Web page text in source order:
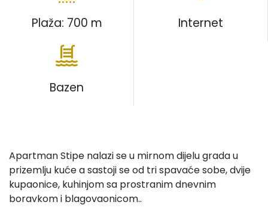
Plaža: 700 m Internet
Bazen
Apartman Stipe nalazi se u mirnom dijelu grada u
prizemlju kuće a sastoji se od tri spavaće sobe, dvije
kupaonice, kuhinjom sa prostranim dnevnim
boravkom i blagovaonicom..